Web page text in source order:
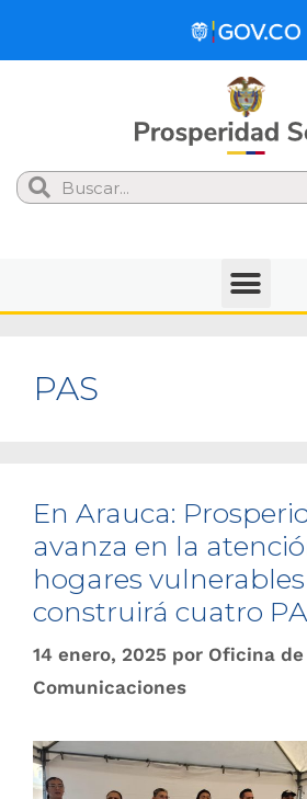
Search
PAS
En Arauca:
avanza en la
hogares
construirá cuatro
14 enero, 2025 por Oficina de
Comunicaciones